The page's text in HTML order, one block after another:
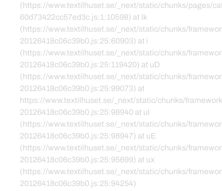
(https://www.textilhuset.se/_next/static/chunks/pages/
60d73422cc57ed3c.js:1:10598) at lk
(https://www.textilhuset.se/_next/static/chunks/
20126418c06c39b0.js:25:60903) at i
(https://www.textilhuset.se/_next/static/chunks/
20126418c06c39b0.js:25:119420) at uD
(https://www.textilhuset.se/_next/static/chunks/
20126418c06c39b0.js:25:99073) at
https://www.textilhuset.se/_next/static/chunks/
20126418c06c39b0.js:25:98940 at uI
(https://www.textilhuset.se/_next/static/chunks/
20126418c06c39b0.js:25:98947) at uE
(https://www.textilhuset.se/_next/static/chunks/
20126418c06c39b0.js:25:95699) at ux
(https://www.textilhuset.se/_next/static/chunks/
20126418c06c39b0.js:25:94254)